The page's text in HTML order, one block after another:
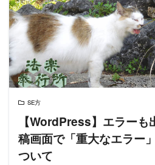
READ
SE方
【WordPress】エラー
稿画面で「重大なエラー
ついて